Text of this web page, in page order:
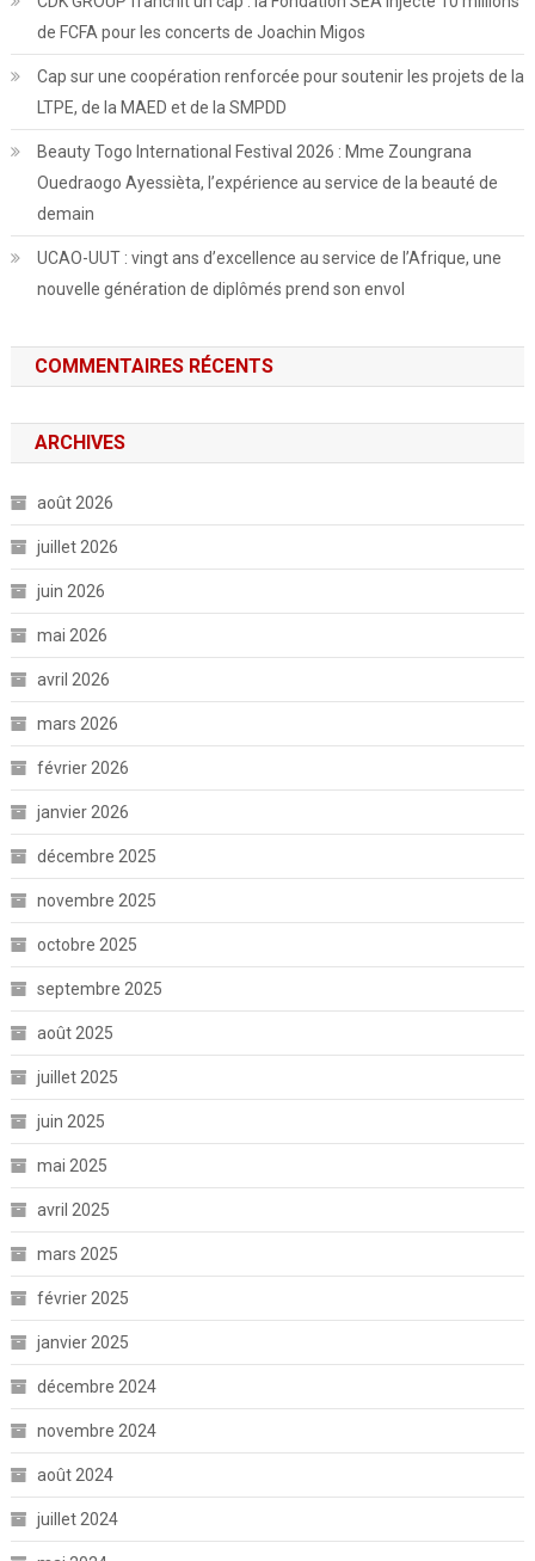
de FCFA pour les concerts de Joachin Migos
Cap sur une coopération renforcée pour soutenir les projets de la
LTPE, de la MAED et de la SMPDD
Beauty Togo International Festival 2026 : Mme Zoungrana
Ouedraogo Ayessièta, l’expérience au service de la beauté de
demain
UCAO-UUT : vingt ans d’excellence au service de l’Afrique, une
nouvelle génération de diplômés prend son envol
COMMENTAIRES RÉCENTS
ARCHIVES
août 2026
juillet 2026
juin 2026
mai 2026
avril 2026
mars 2026
février 2026
janvier 2026
décembre 2025
novembre 2025
octobre 2025
septembre 2025
août 2025
juillet 2025
juin 2025
mai 2025
avril 2025
mars 2025
février 2025
janvier 2025
décembre 2024
novembre 2024
août 2024
juillet 2024